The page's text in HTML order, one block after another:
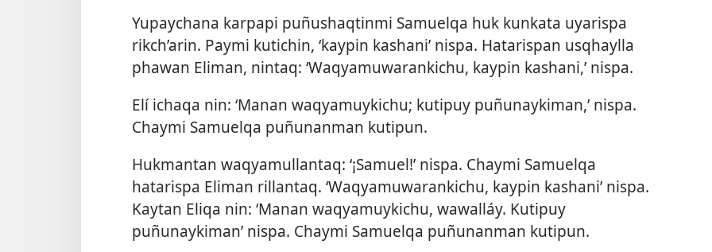
Yupaychana karpapi puñushaqtinmi Samuelqa huk kunkata uyarispa
rikch’arin. Paymi kutichin, ‘kaypin kashani’ nispa. Hatarispan usqhaylla
phawan Eliman, nintaq: ‘Waqyamuwarankichu, kaypin kashani,’ nispa.
Elí ichaqa nin: ‘Manan waqyamuykichu; kutipuy puñunaykiman,’ nispa.
Chaymi Samuelqa puñunanman kutipun.
Hukmantan waqyamullantaq: ‘¡Samuel!’ nispa. Chaymi Samuelqa
hatarispa Eliman rillantaq. ‘Waqyamuwarankichu, kaypin kashani’ nispa.
Kaytan Eliqa nin: ‘Manan waqyamuykichu, wawalláy. Kutipuy
puñunaykiman’ nispa. Chaymi Samuelqa puñunanman kutipun.